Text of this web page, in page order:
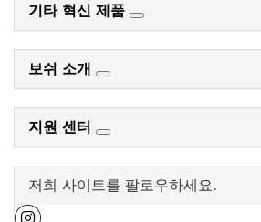
기타 혁신 제품
보쉬 소개
지원 센터
저희 사이트를 팔로우하세요.